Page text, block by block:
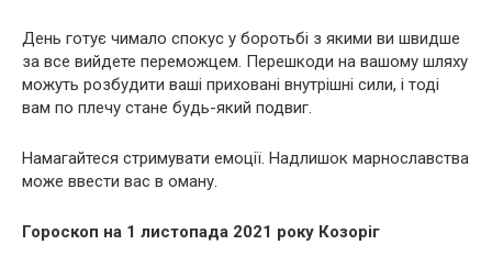
День готує чимало спокус у боротьбі з якими ви швидше
за все вийдете переможцем. Перешкоди на вашому шляху
можуть розбудити ваші приховані внутрішні сили, і тоді
вам по плечу стане будь-який подвиг.
Намагайтеся стримувати емоції. Надлишок марнославства
може ввести вас в оману.
Гороскоп на 1 листопада 2021 року Козоріг